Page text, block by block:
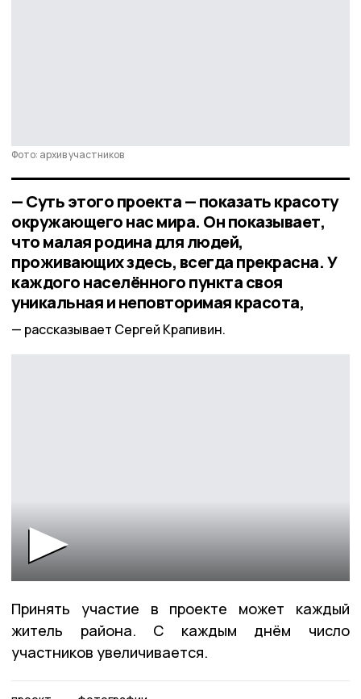
Фото: архив участников
— Суть этого проекта — показать красоту
окружающего нас мира. Он показывает,
что малая родина для людей,
проживающих здесь, всегда прекрасна. У
каждого населённого пункта своя
уникальная и неповторимая красота,
рассказывает Сергей Крапивин.
Принять участие в проекте может каждый
житель района. С каждым днём число
участников увеличивается.